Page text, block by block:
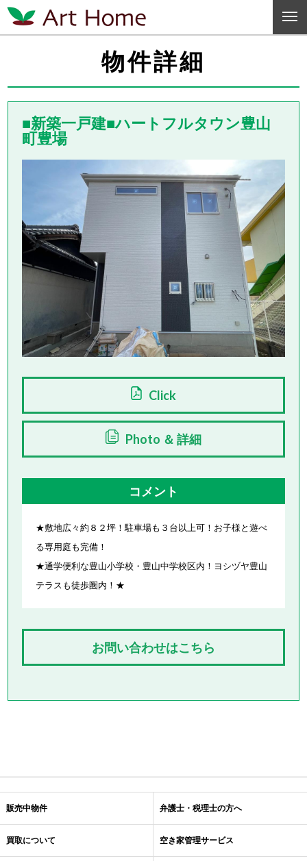
物件詳細
■新築一戸建■ハートフルタウン豊山
町豊場
Click
Photo ＆ 詳細
コメント
★敷地広々約８２坪！駐車場も３台以上可！お子様と遊べ
る専用庭も完備！
★通学便利な豊山小学校・豊山中学校区内！ヨシヅヤ豊山
テラスも徒歩圏内！★
お問い合わせはこちら
販売中物件 弁護士・税理士の方へ
買取について 空き家管理サービス